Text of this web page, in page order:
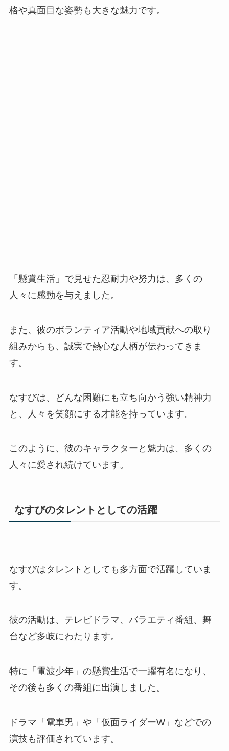
格や真面目な姿勢も大きな魅力です。
「懸賞生活」で見せた忍耐力や努力は、多くの
人々に感動を与えました。
また、彼のボランティア活動や地域貢献への取り
組みからも、誠実で熱心な人柄が伝わってきま
す。
なすびは、どんな困難にも立ち向かう強い精神力
と、人々を笑顔にする才能を持っています。
このように、彼のキャラクターと魅力は、多くの
人々に愛され続けています。
なすびのタレントとしての活躍
なすびはタレントとしても多方面で活躍していま
す。
彼の活動は、テレビドラマ、バラエティ番組、舞
台など多岐にわたります。
特に「電波少年」の懸賞生活で一躍有名になり、
その後も多くの番組に出演しました。
ドラマ「電車男」や「仮面ライダーW」などでの
演技も評価されています。